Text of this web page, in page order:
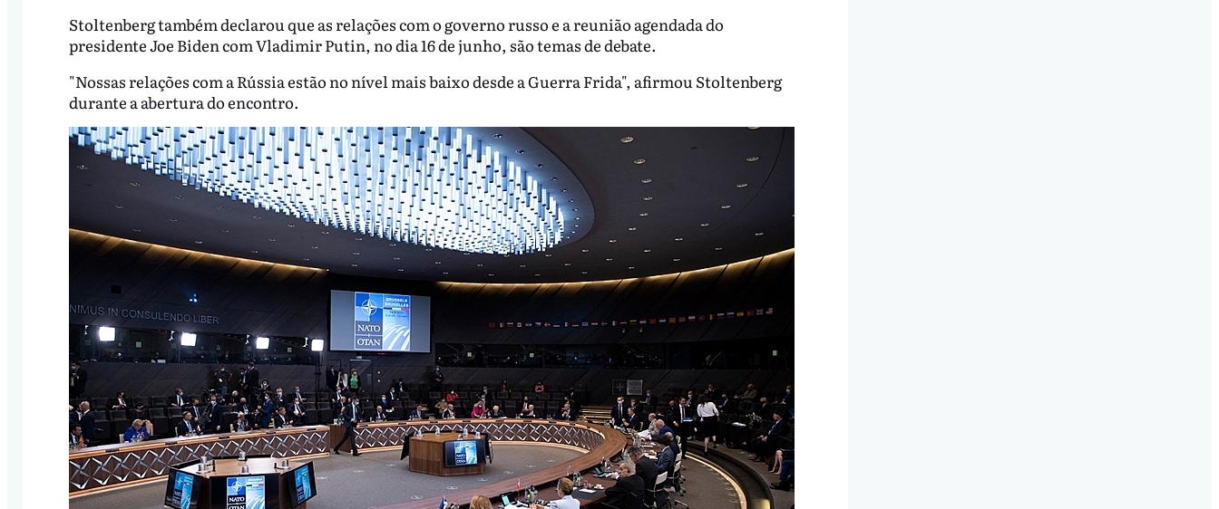
Stoltenberg também declarou que as relações com o governo russo e a reunião agendada do
presidente Joe Biden com Vladimir Putin, no dia 16 de junho, são temas de debate.
"Nossas relações com a Rússia estão no nível mais baixo desde a Guerra Frida", afirmou Stoltenberg
durante a abertura do encontro.